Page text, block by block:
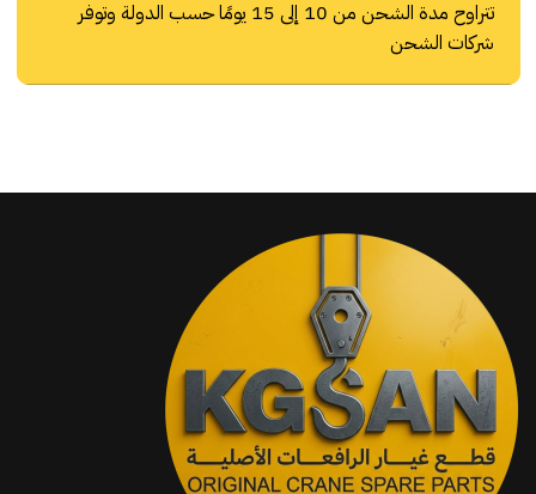
تتراوح مدة الشحن من 10 إلى 15 يومًا حسب الدولة وتوفر
شركات الشحن